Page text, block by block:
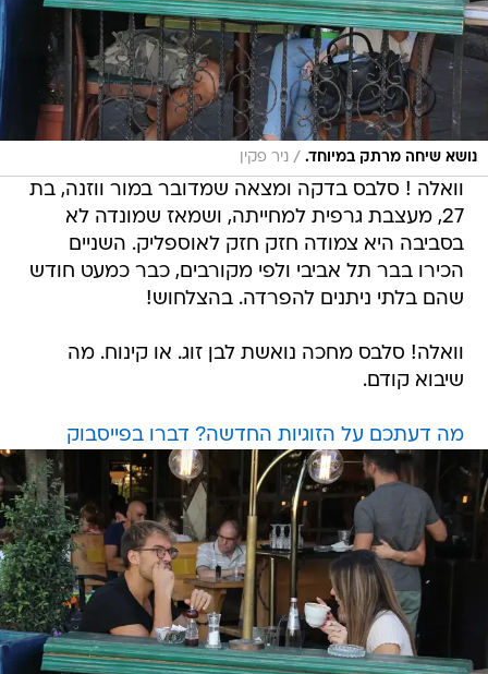
נושא שיחה מרתק במיוחד. / ניר פקין
וואלה ! סלבס בדקה ומצאה שמדובר במור ווזנה, בת
27, מעצבת גרפית למחייתה, ושמאז שמונדה לא
בסביבה היא צמודה חזק חזק לאוספליק. השניים
הכירו בבר תל אביבי ולפי מקורבים, כבר כמעט חודש
שהם בלתי ניתנים להפרדה. בהצלחוש!
וואלה! סלבס מחכה נואשת לבן זוג. או קינוח. מה
שיבוא קודם.
מה דעתכם על הזוגיות החדשה? דברו בפייסבוק